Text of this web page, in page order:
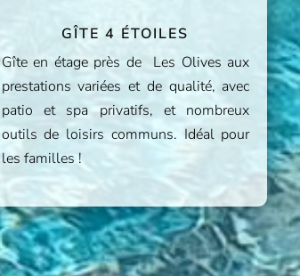
GÎTE 4 ÉTOILES
Gîte en étage près de Les Olives aux
prestations variées et de qualité, avec
patio et spa privatifs, et nombreux
outils de loisirs communs. Idéal pour
les familles !